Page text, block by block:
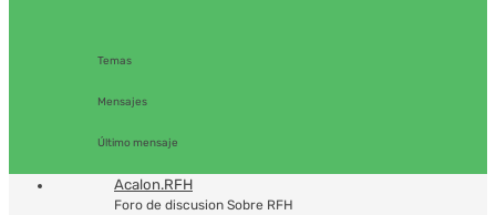
Temas
Mensajes
Último mensaje
Acalon.RFH
Foro de discusion Sobre RFH